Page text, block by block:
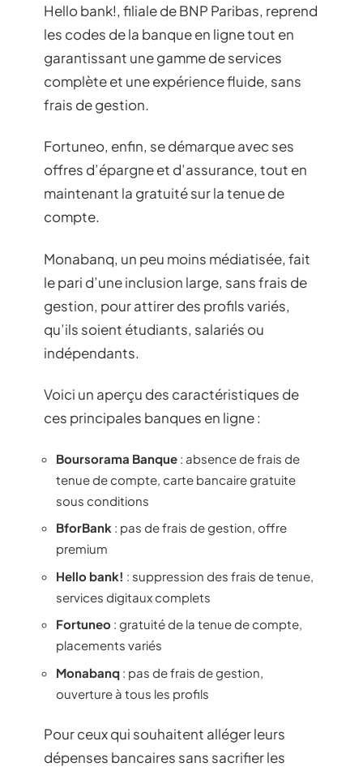
Hello bank!, filiale de BNP Paribas, reprend
les codes de la banque en ligne tout en
garantissant une gamme de services
complète et une expérience fluide, sans
frais de gestion.
Fortuneo, enfin, se démarque avec ses
offres d’épargne et d’assurance, tout en
maintenant la gratuité sur la tenue de
compte.
Monabanq, un peu moins médiatisée, fait
le pari d’une inclusion large, sans frais de
gestion, pour attirer des profils variés,
qu’ils soient étudiants, salariés ou
indépendants.
Voici un aperçu des caractéristiques de
ces principales banques en ligne :
Boursorama Banque : absence de frais de
tenue de compte, carte bancaire gratuite
sous conditions
BforBank : pas de frais de gestion, offre
premium
Hello bank! : suppression des frais de tenue,
services digitaux complets
Fortuneo : gratuité de la tenue de compte,
placements variés
Monabanq : pas de frais de gestion,
ouverture à tous les profils
Pour ceux qui souhaitent alléger leurs
dépenses bancaires sans sacrifier les